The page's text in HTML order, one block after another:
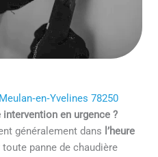
78250
en urgence ?
généralement dans l’heure
panne de chaudière